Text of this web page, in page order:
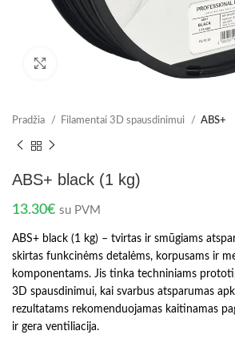
Spustelėkite norėdami padidinti
Pradžia Filamentai 3D spausdinimui ABS+
ABS+ black (1 kg)
13.30€ su PVM
ABS+ black (1 kg) – tvirtas ir smūgiams
skirtas funkcinėms detalėms, korpusams ir
komponentams. Jis tinka techniniams
3D spausdinimui, kai svarbus atsparumas
rezultatams rekomenduojamas kaitinamas
ir gera ventiliacija.